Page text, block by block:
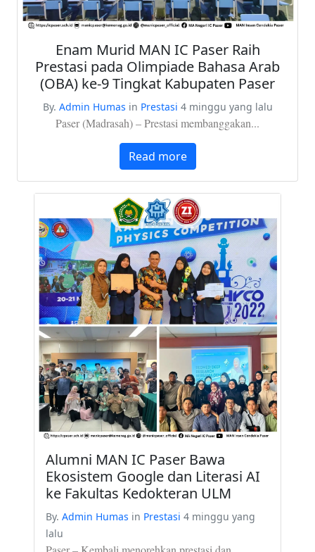
Enam Murid MAN IC Paser Raih
Prestasi pada Olimpiade Bahasa Arab
(OBA) ke-9 Tingkat Kabupaten Paser
By. Admin Humas in Prestasi 4 minggu yang lalu
Paser (Madrasah) – Prestasi membanggakan...
Read more
Alumni MAN IC Paser Bawa
Ekosistem Google dan Literasi AI
ke Fakultas Kedokteran ULM
By. Admin Humas in Prestasi 4 minggu yang
lalu